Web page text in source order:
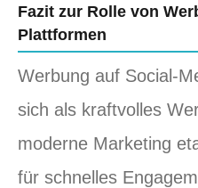
Fazit zur Rolle von
Plattformen
Werbung auf Social-
sich als kraftvolles
moderne Marketing
für schnelles